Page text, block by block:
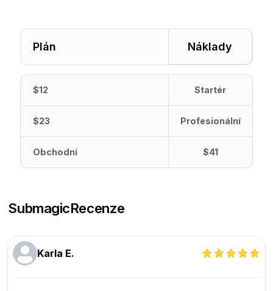
Plán Náklady
$12 Startér
$23 Profesionální
Obchodní $41
SubmagicRecenze
Karla E.